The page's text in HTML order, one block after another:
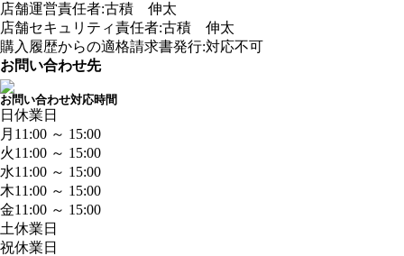
店舗運営責任者:古積 伸太
店舗セキュリティ責任者:古積 伸太
購入履歴からの適格請求書発行:対応不可
お問い合わせ先
お問い合わせ対応時間
日 休業日
月 11:00 ～ 15:00
火11:00 ～ 15:00
水11:00 ～ 15:00
木11:00 ～ 15:00
金11:00 ～ 15:00
土休業日
祝休業日